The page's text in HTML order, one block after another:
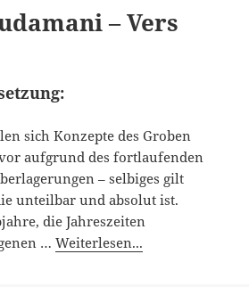
– Vers
sich Konzepte des Groben
aufgrund des fortlaufenden
– selbiges gilt
unteilbar und absolut ist.
die Jahreszeiten
…Weiterlesen...